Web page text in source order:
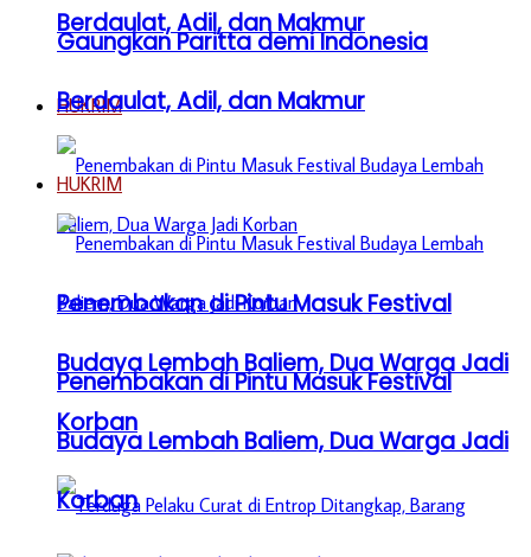
Berdaulat, Adil, dan Makmur
HUKRIM
Penembakan di Pintu Masuk Festival
Budaya Lembah Baliem, Dua Warga Jadi
Korban
Gaungkan Paritta demi Indonesia
Berdaulat, Adil, dan Makmur
HUKRIM
Penembakan di Pintu Masuk Festival
Budaya Lembah Baliem, Dua Warga Jadi
Korban